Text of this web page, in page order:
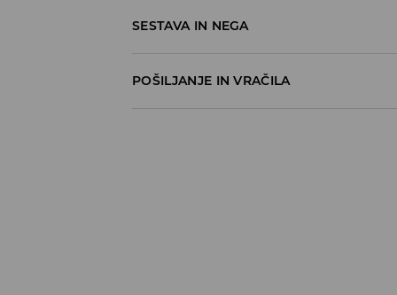
SESTAVA IN NEGA
POŠILJANJE IN VRAČILA